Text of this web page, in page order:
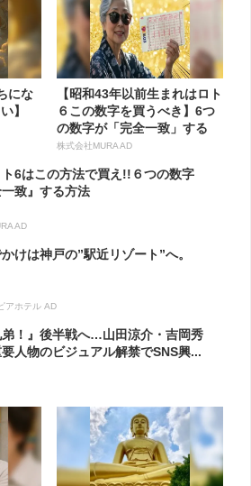
にな
】
【昭和43年以前生まれはロト
６この数字を買うべき】6つ
の数字が「完全一致」する
方...
株式会社MURA AD
ト6はこの方法で買え!!６つの数字
致』する方法
AD
けは神戸の”駅近リゾート”へ。
アホテル AD
弟！』後半戦へ…山田涼介・吉岡秀
人物のビジュアル解禁でSNS興...